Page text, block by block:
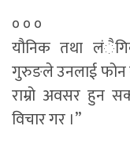
० ० ०
यौनिक तथा
गुरुङले उनलाई फोन
राम्रो अवसर हुन
विचार गर ।”